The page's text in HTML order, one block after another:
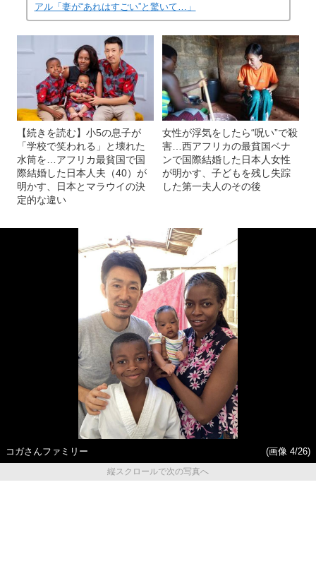
アル「妻が“あれはすごい”と驚いて…」
【続きを読む】小5の息子が
「学校で笑われる」と壊れた
水筒を…アフリカ最貧国で国
際結婚した日本人夫（40）が
明かす、日本とマラウイの決
定的な違い
女性が浮気をしたら“呪い”で殺
害…西アフリカの最貧国ベナ
ンで国際結婚した日本人女性
が明かす、子どもを残し失踪
した第一夫人のその後
コガさんファミリー
(画像 4/26)
縦スクロールで次の写真へ